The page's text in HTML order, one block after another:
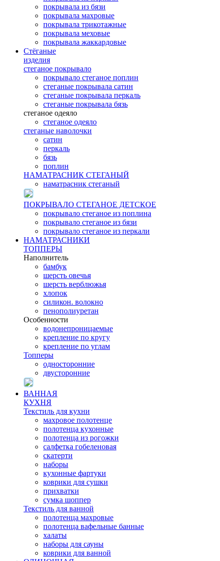
покрывала из бязи
покрывала махровые
покрывала трикотажные
покрывала меховые
покрывала жаккардовые
Стёганые
изделия
стеганое покрывало
покрывало стеганое поплин
стеганые покрывала сатин
стеганые покрывала перкаль
стеганые покрывала бязь
стеганое одеяло
стеганое одеяло
стеганые наволочки
сатин
перкаль
бязь
поплин
НАМАТРАСНИК СТЕГАНЫЙ
наматрасник стеганый
ПОКРЫВАЛО СТЕГАНОЕ ДЕТСКОЕ
покрывало стеганое из поплина
покрывало стеганое из бязи
покрывало стеганое из перкали
НАМАТРАСНИКИ
ТОППЕРЫ
Наполнитель
бамбук
шерсть овечья
шерсть верблюжья
хлопок
силикон. волокно
пенополиуретан
Особенности
водонепроницаемые
крепление по кругу
крепление по углам
Топперы
односторонние
двусторонние
ВАННАЯ
КУХНЯ
Текстиль для кухни
махровое полотенце
полотенца кухонные
полотенца из рогожки
салфетка гобеленовая
скатерти
наборы
кухонные фартуки
коврики для сушки
прихватки
cумка шоппер
Текстиль для ванной
полотенца махровые
полотенца вафельные банные
халаты
наборы для сауны
коврики для ванной